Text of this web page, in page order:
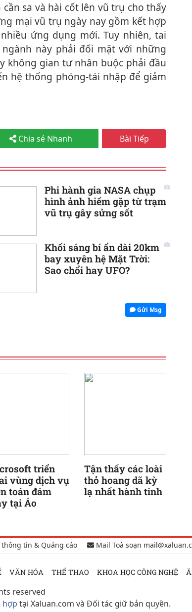
mại vũ trụ ngày nay gồm kết hợp
ứng dụng mới. Tuy nhiên, tai
này phải đối mặt với những
không gian tư nhân buộc phải đầu
hệ thống phóng-tái nhập để giảm
Chia sẻ Nhanh Bài Tiếp
Phi hành gia NASA chụp
hình ảnh hiếm gặp từ trạm
vũ trụ gây sửng sốt
Khối sáng bí ẩn dài 20km
bay xuyên hệ Mặt Trời:
Sao chổi hay UFO?
Gửi Msg
triển
vùng dịch vụ
toán đám
tại Áo
Tận thấy các loài
thỏ hoang dã kỳ
lạ nhất hành tinh
thông tin & Quảng cáo Mail Toà soạn
VĂN HÓA THỂ THAO KHOA HỌC CÔNG NGHỆ
reserved
hợp tại Xaluan.com và Đối tác giữ bản quyền.